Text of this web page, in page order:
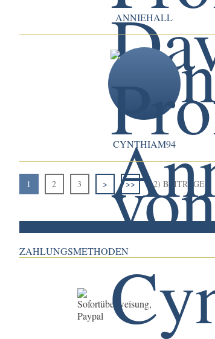
ANNIEHALL
CYNTHIAM94
1 2 3 > >> (12) BEITRÄGE
ZAHLUNGSMETHODEN